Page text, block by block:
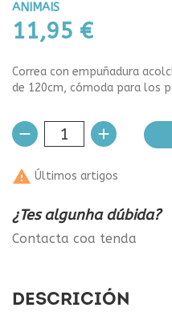
ANIMAIS
11,95 €
Correa con empuñadura
de 120cm, cómoda para los
 Últimos artigos
¿Tes algunha dúbida?
Contacta coa tenda
DESCRICIÓN